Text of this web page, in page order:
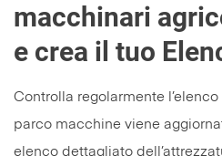
macchinari
e crea il tuo
Controlla regolarmente
parco macchine viene
elenco dettagliato